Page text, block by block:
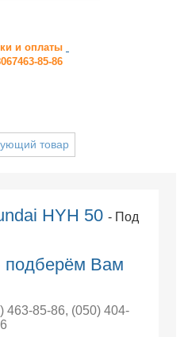
и оплаты
85-86
товар
HYH 50 - Под
Вам
463-85-86, (050) 404-